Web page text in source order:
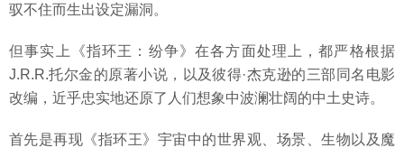
驭不住而生出设定漏洞。
但事实上《指环王：纷争》在各方面处理上，都严格根据
J.R.R.托尔金的原著小说，以及彼得·杰克逊的三部同名电影
改编，近乎忠实地还原了人们想象中波澜壮阔的中土史诗。
首先是再现《指环王》宇宙中的世界观、场景、生物以及魔